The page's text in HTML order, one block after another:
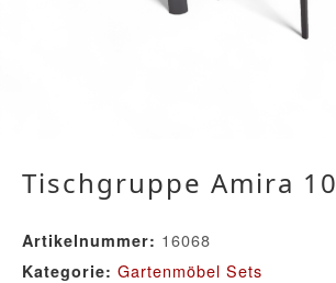
Tischgruppe Amira 10
Artikelnummer: 16068
Kategorie: Gartenmöbel Sets